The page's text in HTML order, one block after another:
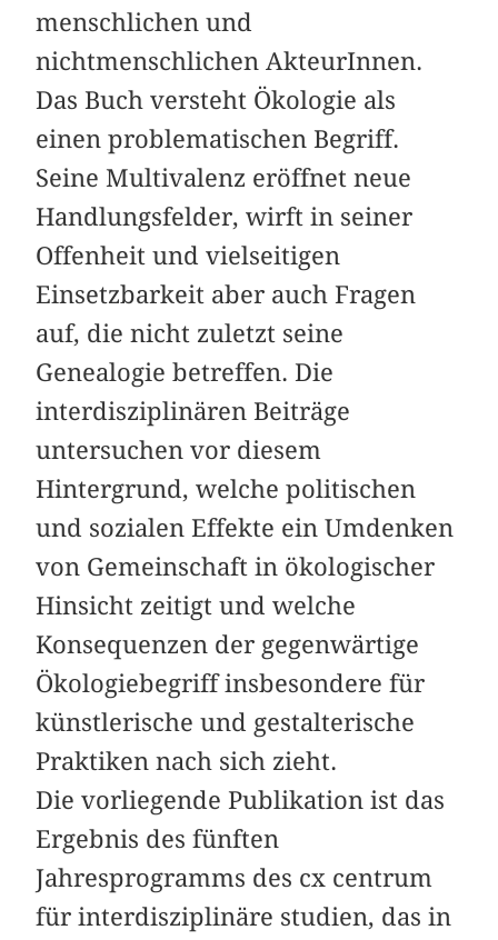
menschlichen und
nichtmenschlichen AkteurInnen.
Das Buch versteht Ökologie als
einen problematischen Begriff.
Seine Multivalenz eröffnet neue
Handlungsfelder, wirft in seiner
Offenheit und vielseitigen
Einsetzbarkeit aber auch Fragen
auf, die nicht zuletzt seine
Genealogie betreffen. Die
interdisziplinären ­Beiträge
untersuchen vor diesem
Hintergrund, welche politischen
und sozialen Effekte ein Umdenken
von Gemeinschaft in ökologischer
Hinsicht zeitigt und welche
Konsequenzen der gegenwärtige
Ökologiebegriff insbesondere für
künstlerische und ­gestalterische
Praktiken nach sich zieht.
Die vorliegende Publikation ist das
Ergebnis des fünften
Jahresprogramms des cx centrum
für interdisziplinäre studien, das in